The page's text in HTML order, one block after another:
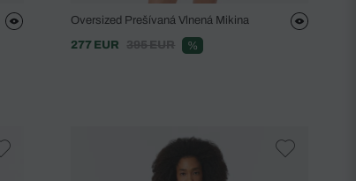
Oversized Prešívaná Vlnená Mikina
277 EUR
395 EUR %